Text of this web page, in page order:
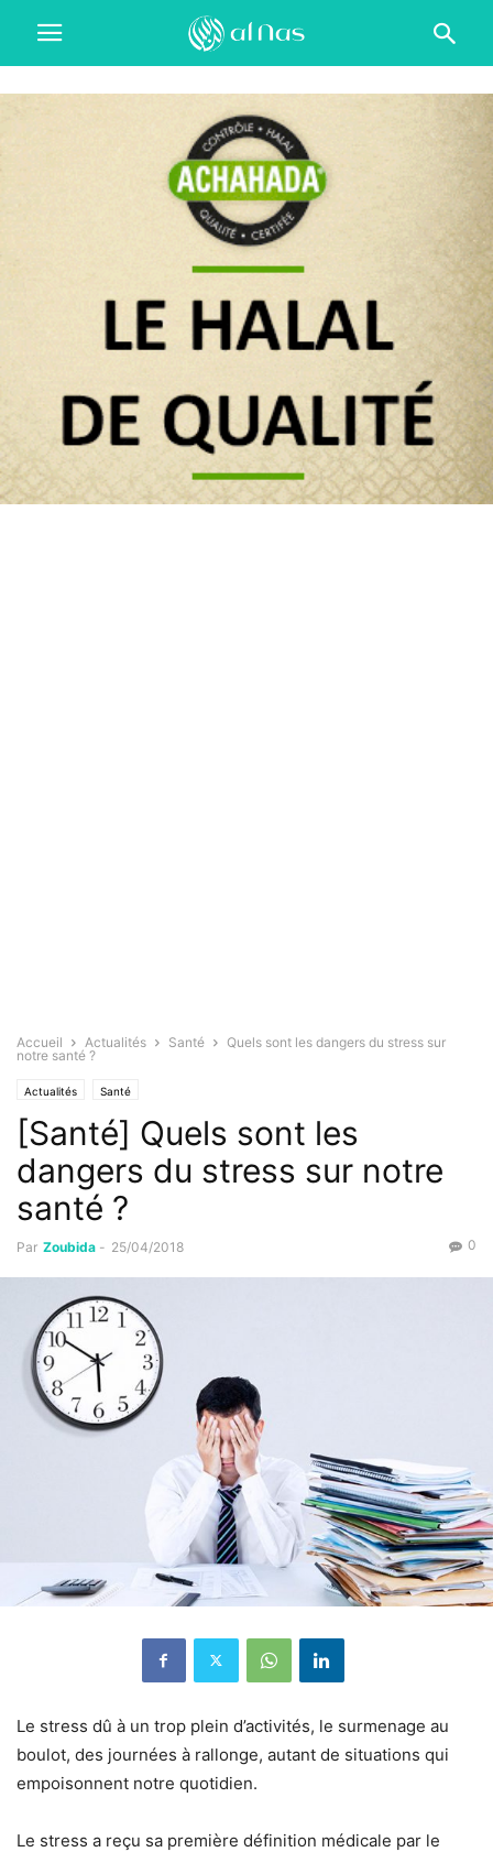
Accueil Actualités Santé
Quels sont les dangers du stress sur
notre santé ?
Actualités Santé
[Santé] Quels sont les
dangers du stress sur notre
santé ?
Par Zoubida - 25/04/2018 0
Le stress dû à un trop plein d’activités, le surmenage au
boulot, des journées à rallonge, autant de situations qui
empoisonnent notre quotidien.
Le stress a reçu sa première définition médicale par le